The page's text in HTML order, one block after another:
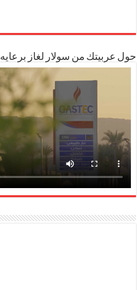
حول عربيتك من سولار لغاز برعايه GASTECH